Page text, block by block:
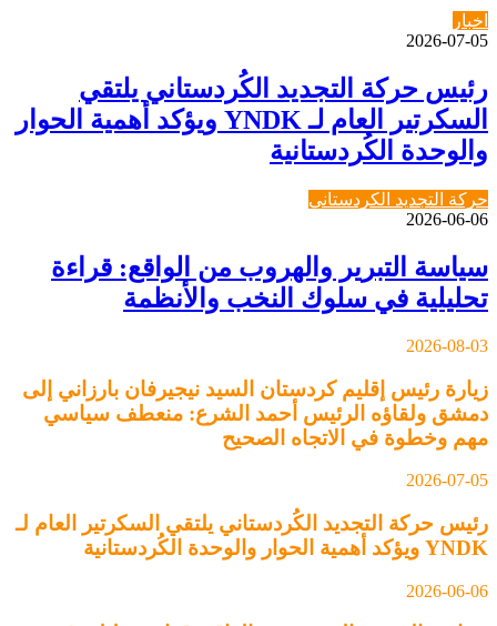
اخبار
2026-07-05
رئيس حركة التجديد الكُردستاني يلتقي
السكرتير العام لـ YNDK ويؤكد أهمية الحوار
والوحدة الكُردستانية
حركة التجديد الكردستاني
2026-06-06
سياسة التبرير والهروب من الواقع: قراءة
تحليلية في سلوك النخب والأنظمة
2026-08-03
زيارة رئيس إقليم كردستان السيد نيجيرفان بارزاني إلى
دمشق ولقاؤه الرئيس أحمد الشرع: منعطف سياسي
مهم وخطوة في الاتجاه الصحيح
2026-07-05
رئيس حركة التجديد الكُردستاني يلتقي السكرتير العام لـ
YNDK ويؤكد أهمية الحوار والوحدة الكُردستانية
2026-06-06